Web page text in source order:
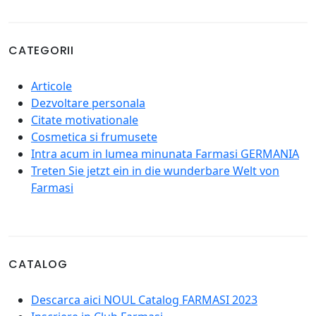
CATEGORII
Articole
Dezvoltare personala
Citate motivationale
Cosmetica si frumusete
Intra acum in lumea minunata Farmasi GERMANIA
Treten Sie jetzt ein in die wunderbare Welt von
Farmasi
CATALOG
Descarca aici NOUL Catalog FARMASI 2023